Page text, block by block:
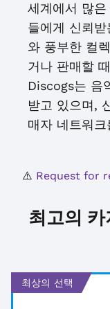
세계에서 많
들에게 신뢰
와 풍부한 컬
거나 판매할
Discogs는 음
받고 있으며,
매자 네트워
⚠️ Request for
최고의
최상의 선택